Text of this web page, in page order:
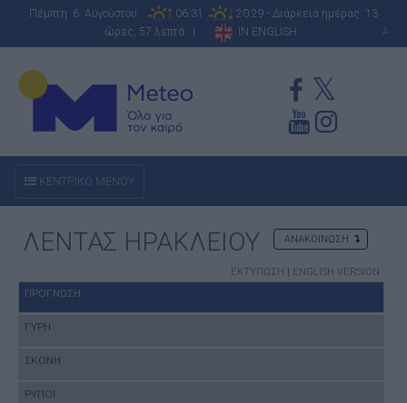
Πέμπτη 6 Αυγούστου 06:31
20:29 - Διάρκεια ημέρας: 13
ώρες, 57 λεπτά |
IN ENGLISH A
ΚΕΝΤΡΙΚΟ ΜΕΝΟΥ
ΛΕΝΤΑΣ ΗΡΑΚΛΕΙΟΥ ΑΝΑΚΟΙΝΩΣΗ
ΕΚΤΥΠΩΣΗ | ENGLISH VERSION
ΠΡΟΓΝΩΣΗ
ΓΥΡΗ
ΣΚΟΝΗ
ΡΥΠΟΙ